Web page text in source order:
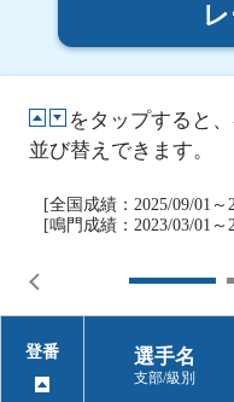
をタップすると
並び替えできます。
[全国成績：2025/09/01～
[鳴門成績：2023/03/01～
登番 選手名
支部/級別